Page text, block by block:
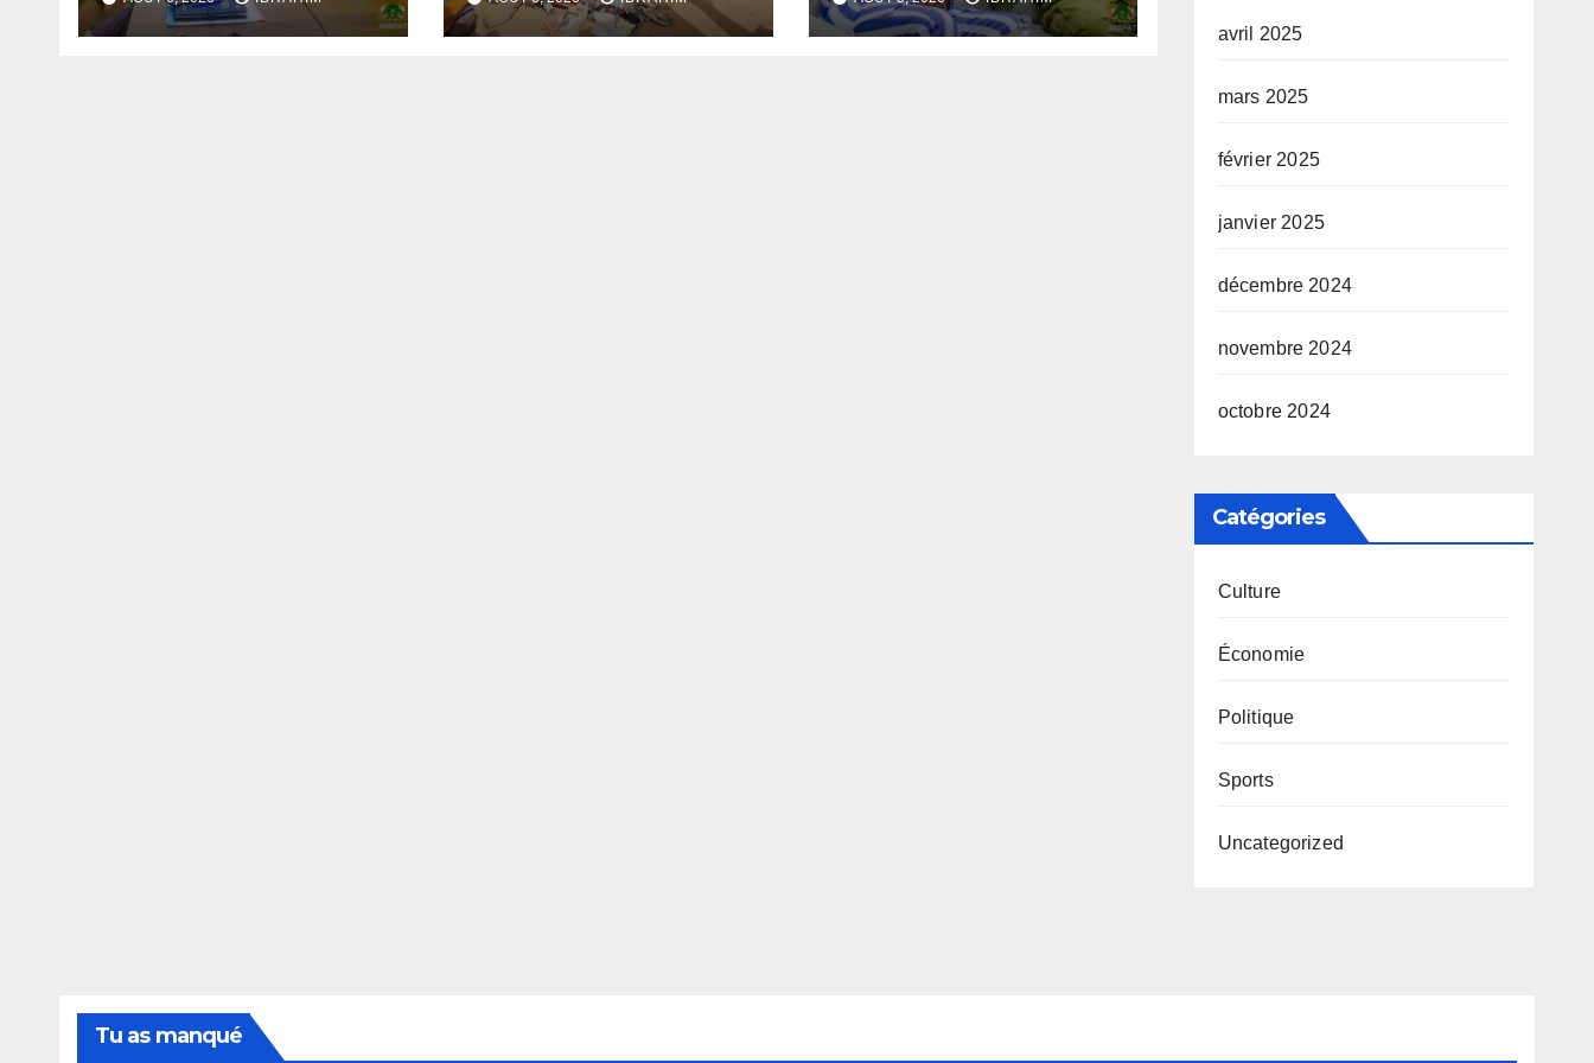
Refondation à mi-
parcours
criminels par la
police d’Akokan
avril 2025
mars 2025
février 2025
janvier 2025
décembre 2024
novembre 2024
octobre 2024
Catégories
Culture
Économie
Politique
Sports
Uncategorized
Tu as manqué